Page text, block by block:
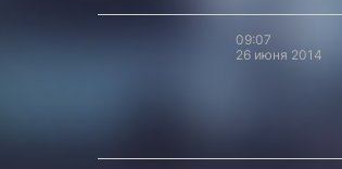
09:07
26 июня 2014